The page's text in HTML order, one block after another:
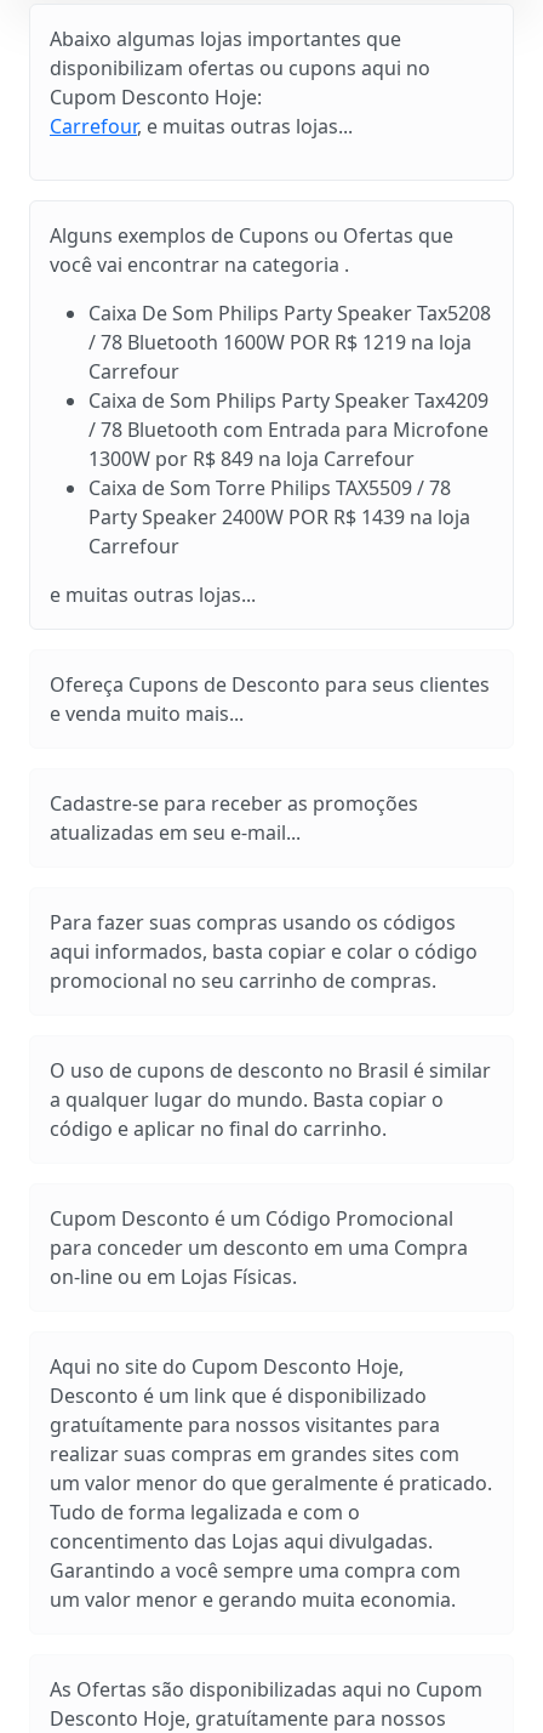
Abaixo algumas lojas importantes que
disponibilizam ofertas ou cupons aqui no
Cupom Desconto Hoje:
Carrefour, e muitas outras lojas...
Alguns exemplos de Cupons ou Ofertas que
você vai encontrar na categoria .
Caixa De Som Philips Party Speaker Tax5208
/ 78 Bluetooth 1600W POR R$ 1219 na loja
Carrefour
Caixa de Som Philips Party Speaker Tax4209
/ 78 Bluetooth com Entrada para Microfone
1300W por R$ 849 na loja Carrefour
Caixa de Som Torre Philips TAX5509 / 78
Party Speaker 2400W POR R$ 1439 na loja
Carrefour
e muitas outras lojas...
Ofereça Cupons de Desconto para seus clientes
e venda muito mais...
Cadastre-se para receber as promoções
atualizadas em seu e-mail...
Para fazer suas compras usando os códigos
aqui informados, basta copiar e colar o código
promocional no seu carrinho de compras.
O uso de cupons de desconto no Brasil é similar
a qualquer lugar do mundo. Basta copiar o
código e aplicar no final do carrinho.
Cupom Desconto é um Código Promocional
para conceder um desconto em uma Compra
on-line ou em Lojas Físicas.
Aqui no site do Cupom Desconto Hoje,
Desconto é um link que é disponibilizado
gratuítamente para nossos visitantes para
realizar suas compras em grandes sites com
um valor menor do que geralmente é praticado.
Tudo de forma legalizada e com o
concentimento das Lojas aqui divulgadas.
Garantindo a você sempre uma compra com
um valor menor e gerando muita economia.
As Ofertas são disponibilizadas aqui no Cupom
Desconto Hoje, gratuítamente para nossos